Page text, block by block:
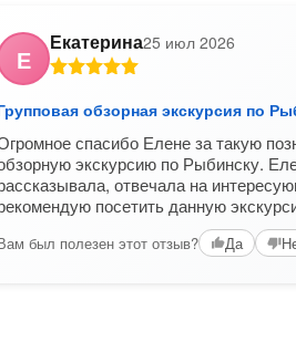
Е
Екатерина25 июл 2026
обзорная экскурсия по
спасибо Елене за такую
экскурсию по Рыбинску.
отвечала на
посетить данную
был полезен этот отзыв? Да